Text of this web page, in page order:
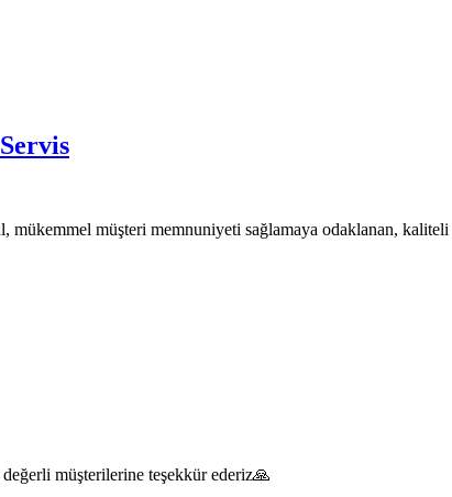
müşteri memnuniyeti sağlamaya odaklanan,
müşterilerine teşekkür ederiz🙏